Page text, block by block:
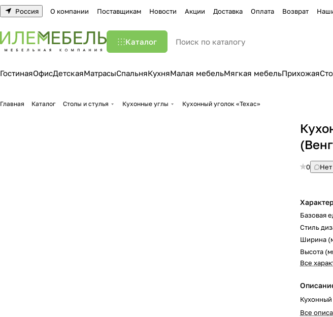
Россия О компании Поставщикам Новости Акции Доставка Оплата Возврат
Каталог
ГостинаяОфисДетскаяМатрасыСпальняКухняМалая мебельМягкая мебельПрихожая
Главная Каталог Столы и стулья Кухонные углы Кухонный уголок «Техас»
0
Базовая
Стиль
Ширина
Высота
Все
Кухонный
Все